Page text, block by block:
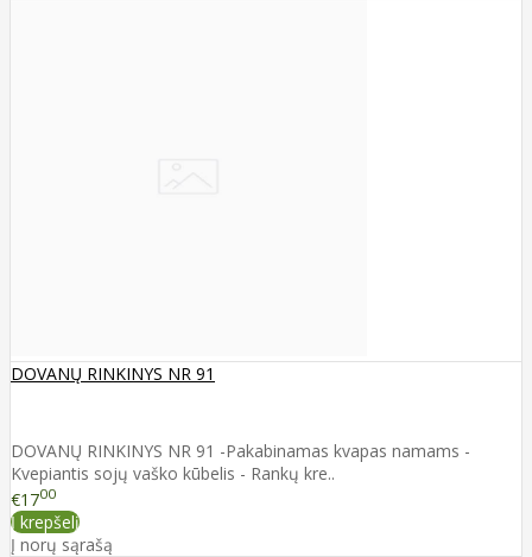
DOVANŲ RINKINYS NR 91
DOVANŲ RINKINYS NR 91 -Pakabinamas kvapas namams -
Kvepiantis sojų vaško kūbelis - Rankų kre..
€1700
Į krepšelį
Į norų sąrašą